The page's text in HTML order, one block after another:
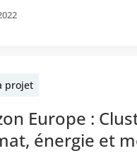
projet
Europe :
énergie et